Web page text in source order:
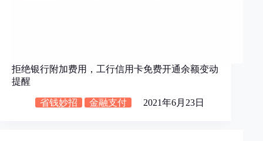
拒绝银行附加费用，工行信用卡免费开通余额变动
提醒
省钱妙招 金融支付 2021年6月23日